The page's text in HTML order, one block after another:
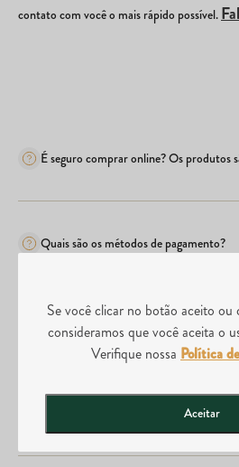
Se você clicar no botão aceito ou
consideramos que você aceita o
Verifique nossa Política
Aceitar
contato com você o mais rápido possível.
É seguro comprar online? Os produtos
Quais são os métodos de pagamento?
Comprei o produto errado, posso
Posso abrir uma loja da Divina Tera?